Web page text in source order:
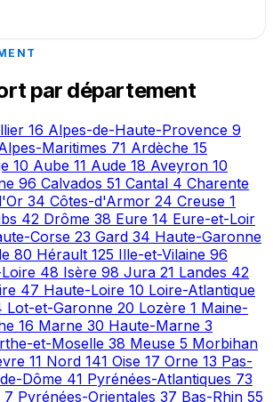
par département
16 Alpes-de-Haute-Provence 9
Maritimes 71 Ardèche 15
10 Aube 11 Aude 18 Aveyron 10
96 Calvados 51 Cantal 4 Charente
34 Côtes-d'Armor 24 Creuse 1
42 Drôme 38 Eure 14 Eure-et-Loir
Corse 23 Gard 34 Haute-Garonne
80 Hérault 125 Ille-et-Vilaine 96
48 Isère 98 Jura 21 Landes 42
47 Haute-Loire 10 Loire-Atlantique
Lot-et-Garonne 20 Lozère 1 Maine-
16 Marne 30 Haute-Marne 3
et-Moselle 38 Meuse 5 Morbihan
11 Nord 141 Oise 17 Orne 13 Pas-
Dôme 41 Pyrénées-Atlantiques 73
7 Pyrénées-Orientales 37 Bas-Rhin 55